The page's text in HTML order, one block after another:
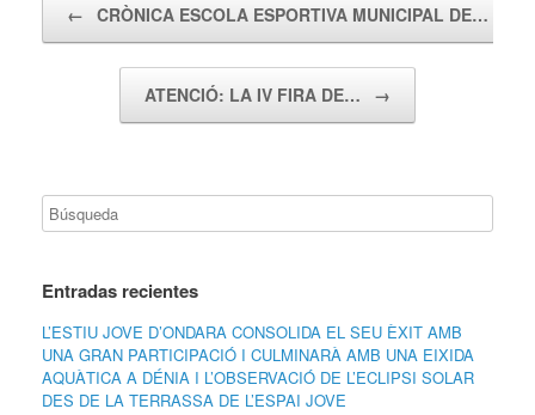
← CRÒNICA ESCOLA ESPORTIVA MUNICIPAL DE…
ATENCIÓ: LA IV FIRA DE… →
Entradas recientes
L’ESTIU JOVE D’ONDARA CONSOLIDA EL SEU ÈXIT AMB
UNA GRAN PARTICIPACIÓ I CULMINARÀ AMB UNA EIXIDA
AQUÀTICA A DÉNIA I L’OBSERVACIÓ DE L’ECLIPSI SOLAR
DES DE LA TERRASSA DE L’ESPAI JOVE